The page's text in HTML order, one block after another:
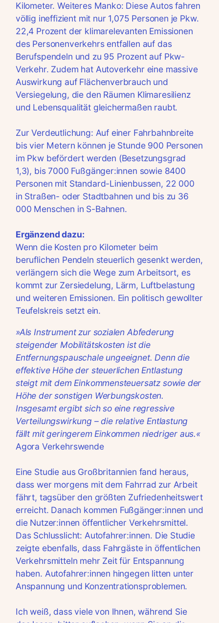
Kilometer. Weiteres Manko: Diese Autos fahren
völlig ineffizient mit nur 1,075 Personen je Pkw.
22,4 Prozent der klimarelevanten Emissionen
des Personenverkehrs entfallen auf das
Berufspendeln und zu 95 Prozent auf Pkw-
Verkehr. Zudem hat Autoverkehr eine massive
Auswirkung auf Flächenverbrauch und
Versiegelung, die den Räumen Klimaresilienz
und Lebensqualität gleichermaßen raubt.
Zur Verdeutlichung: Auf einer Fahrbahnbreite
bis vier Metern können je Stunde 900 Personen
im Pkw befördert werden (Besetzungsgrad
1,3), bis 7000 Fußgänger:innen sowie 8400
Personen mit Standard-Linienbussen, 22 000
in Straßen- oder Stadtbahnen und bis zu 36
000 Menschen in S-Bahnen.
Ergänzend dazu:
Wenn die Kosten pro Kilometer beim
beruflichen Pendeln steuerlich gesenkt werden,
verlängern sich die Wege zum Arbeitsort, es
kommt zur Zersiedelung, Lärm, Luftbelastung
und weiteren Emissionen. Ein politisch gewollter
Teufelskreis setzt ein.
»Als Instrument zur sozialen Abfederung
steigender Mobilitätskosten ist die
Entfernungspauschale ungeeignet. Denn die
effektive Höhe der steuerlichen Entlastung
steigt mit dem Einkommensteuersatz sowie der
Höhe der sonstigen Werbungskosten.
Insgesamt ergibt sich so eine regressive
Verteilungswirkung – die relative Entlastung
fällt mit geringerem Einkommen niedriger aus.«
Agora Verkehrswende
Eine Studie aus Großbritannien fand heraus,
dass wer morgens mit dem Fahrrad zur Arbeit
fährt, tagsüber den größten Zufriedenheitswert
erreicht. Danach kommen Fußgänger:innen und
die Nutzer:innen öffentlicher Verkehrsmittel.
Das Schlusslicht: Autofahrer:innen. Die Studie
zeigte ebenfalls, dass Fahrgäste in öffentlichen
Verkehrsmitteln mehr Zeit für Entspannung
haben. Autofahrer:innen hingegen litten unter
Anspannung und Konzentrationsproblemen.
Ich weiß, dass viele von Ihnen, während Sie